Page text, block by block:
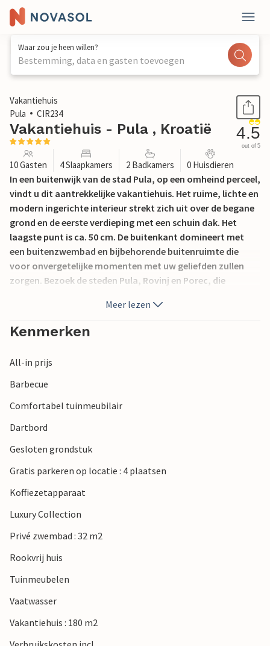
Waar zou je heen willen?
Bestemming, data en gasten toevoegen
1 / 39
Vakantiehuis
Pula
CIR234
Vakantiehuis - Pula , Kroatië 4.5
out of 5
10 Gasten 4 Slaapkamers 2 Badkamers 0 Huisdieren
In een buitenwijk van de stad Pula, op een omheind perceel,
vindt u dit aantrekkelijke vakantiehuis. Het ruime, lichte en
modern ingerichte interieur strekt zich uit over de begane
grond en de eerste verdieping met een schuin dak. Het
laagste punt is ca. 50 cm. De buitenkant domineert met
een buitenzwembad en bijbehorende buitenruimte die
voor onvergetelijke momenten met uw geliefden zullen
zorgen. Bezoek de steden Pula, Rovinj en Porec, die
zomerprogramma's. Verken de prachtige natuurlijke
stranden van deze regio en breng een onvergetelijke
vakantie door.
Meer lezen
Kenmerken
All-in prijs
Barbecue
Comfortabel tuinmeubilair
Dartbord
Gesloten grondstuk
Gratis parkeren op locatie : 4 plaatsen
Koffiezetapparaat
Luxury Collection
Privé zwembad : 32 m2
Rookvrij huis
Tuinmeubelen
Vaatwasser
Vakantiehuis : 180 m2